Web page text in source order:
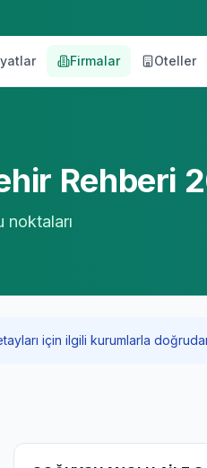
Firmalar Oteller
Rehberi
noktaları
için ilgili kurumlarla